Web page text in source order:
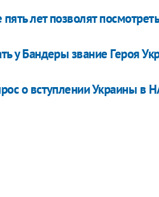
лет позволят
у Бандеры звание Героя
о вступлении Украины в